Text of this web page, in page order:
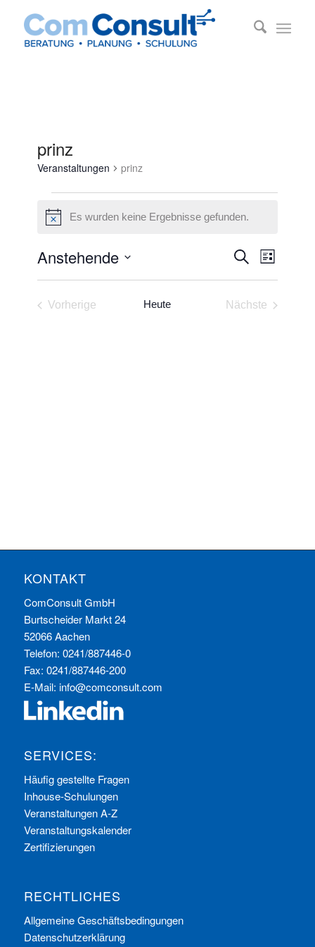
prinz
Veranstaltungen prinz
Veranstaltungen
HinweisEs wurden keine Ergebnisse gefunden.
Suche
und
SucheListe
Anstehende
Datum
Vorherige
Heute
Nächste
KONTAKT
ComConsult GmbH
Burtscheider Markt 24
52066 Aachen
Telefon: 0241/887446-0
Fax: 0241/887446-200
E-Mail: info@comconsult.com
SERVICES:
Häufig gestellte Fragen
Inhouse-Schulungen
Veranstaltungen A-Z
Veranstaltungskalender
Zertifizierungen
RECHTLICHES
Allgemeine Geschäftsbedingungen
Datenschutzerklärung